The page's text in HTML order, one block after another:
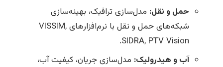
حمل و نقل: مدل‌سازی ترافیک، بهینه‌سازی
شبکه‌های حمل و نقل با نرم‌افزارهای VISSIM,
SIDRA, PTV Vision.
آب و هیدرولیک: مدل‌سازی جریان، کیفیت آب،